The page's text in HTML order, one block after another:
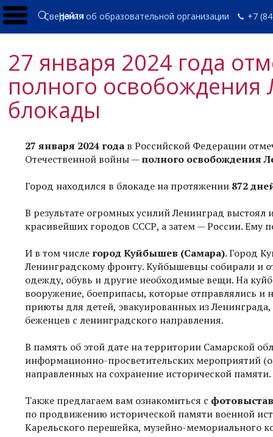
Найти
Сведения об образовательной организации +7
27 января 2024 года
полного освобождения
блокады
27 января 2024 года в Российской Федерации
Отечественной войны — полного освобождения
Город находился в блокаде на протяжении 872
В результате огромных усилий Ленинград
красивейших городов СССР, а затем — России. Ему
И в том числе город Куйбышев (Самара). Город
Ленинградскому фронту. Куйбышевцы собирали и
одежду, обувь и другие необходимые вещи. На
вооружение, боеприпасы, которые отправлялись
приюты для детей, эвакуированных из
беженцев с ленинградского направления.
В память об этой дате на территории Самарской
информационно-просветительских мероприятий
направленных на сохранение исторической памяти.
Также предлагаем вам ознакомиться с
по продвижению исторической памяти военной
Карельского перешейка, музейно-мемориального